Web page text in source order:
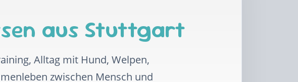
aus Stuttgart
Alltag mit Hund, Welpen,
zwischen Mensch und